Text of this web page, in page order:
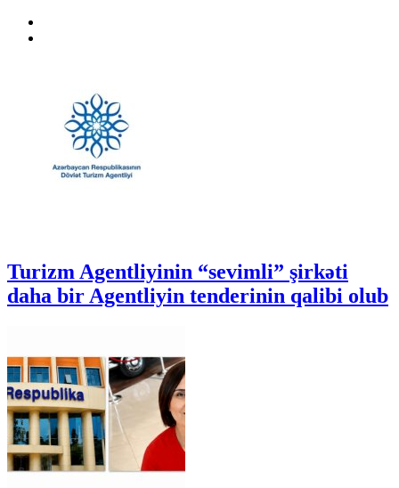
Turizm Agentliyinin “sevimli” şirkəti
daha bir Agentliyin tenderinin qalibi olub